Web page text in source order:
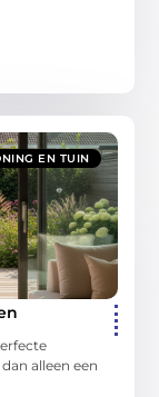
EN TUIN
alleen een